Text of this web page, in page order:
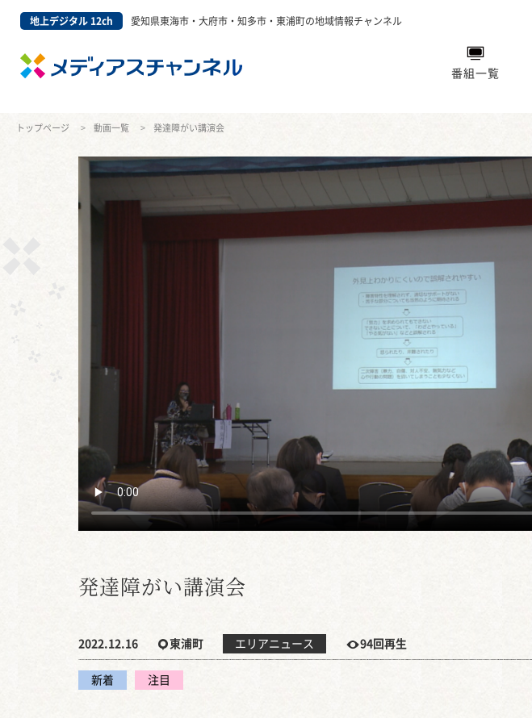
地上デジタル 12ch 愛知県東海市・大府市・知多市・東浦町の地域情報チャンネル
番組一覧
トップページ 動画一覧 発達障がい講演会
発達障がい講演会
2022.12.16 東浦町 エリアニュース 94回再生
新着 注目